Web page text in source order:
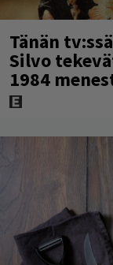
Tänän
Silvo
1984